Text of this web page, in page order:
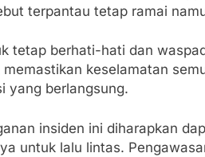
terpantau tetap ramai
tetap berhati-hati dan
keselamatan
yang berlangsung.
insiden ini diharapkan
untuk lalu lintas.